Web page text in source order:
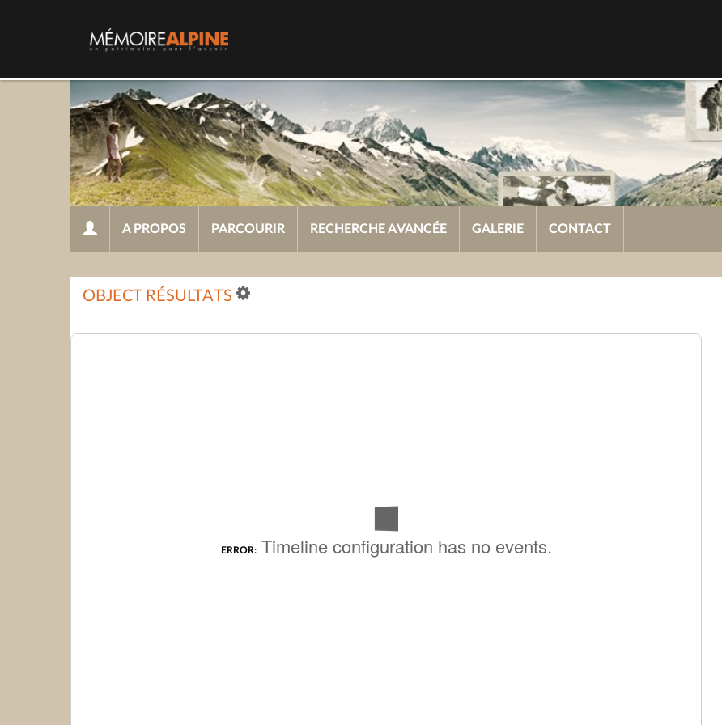
A PROPOS PARCOURIR RECHERCHE AVANCÉE GALERIE CONTACT
OBJECT RÉSULTATS
ERROR:Timeline configuration has no events.